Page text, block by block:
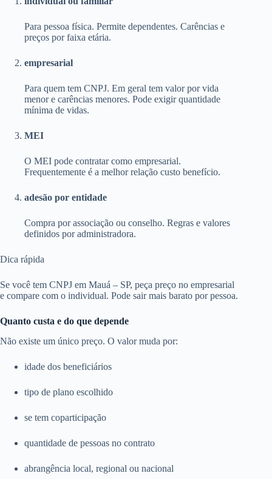
Para pessoa física. Permite dependentes. Carências e
preços por faixa etária.
empresarial
Para quem tem CNPJ. Em geral tem valor por vida
menor e carências menores. Pode exigir quantidade
mínima de vidas.
MEI
O MEI pode contratar como empresarial.
Frequentemente é a melhor relação custo benefício.
adesão por entidade
Compra por associação ou conselho. Regras e valores
definidos por administradora.
Dica rápida
Se você tem CNPJ em Mauá – SP, peça preço no empresarial
e compare com o individual. Pode sair mais barato por pessoa.
Quanto custa e do que depende
Não existe um único preço. O valor muda por:
idade dos beneficiários
tipo de plano escolhido
se tem coparticipação
quantidade de pessoas no contrato
abrangência local, regional ou nacional